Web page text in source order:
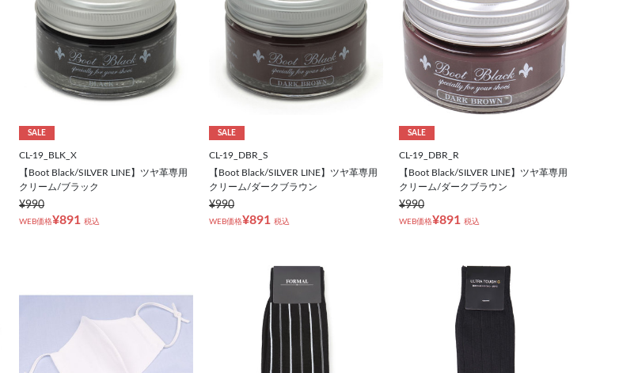
SALE
CL-19_BLK_X
【Boot Black/SILVER LINE】ツヤ革専用
クリーム/ブラック
¥990
WEB価格¥891 税込
SALE
CL-19_DBR_S
【Boot Black/SILVER LINE】ツヤ革専用
クリーム/ダークブラウン
¥990
WEB価格¥891 税込
SALE
CL-19_DBR_R
【Boot Black/SILVER LINE】ツヤ革専用
クリーム/ダークブラウン
¥990
WEB価格¥891 税込